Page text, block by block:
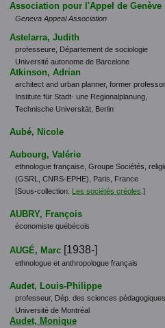
Association pour l'Appel de Genève
Geneva Appeal Association
Astelarra, Judith
professeure, Département de sociologie
Université autonome de Barcelone
Atkinson, Adrian
architect and urban planner, former
Institute für Stadt- une Regionalplanung,
Technische Universität, Berlin
Aubé, Nicole
Aubourg, Valérie
ethnologue française, Groupe Sociétés,
(GSRL, CNRS-EPHE), Paris, France
[Sous-collection: Les sociétés créoles .]
AUBRY, François
économiste québécois
AUGÉ, Marc [1938-]
ethnologue et anthropologue français
Audet, Louis-Philippe
professeur, Dép. des sciences
Université de Montréal
Audet, Monique